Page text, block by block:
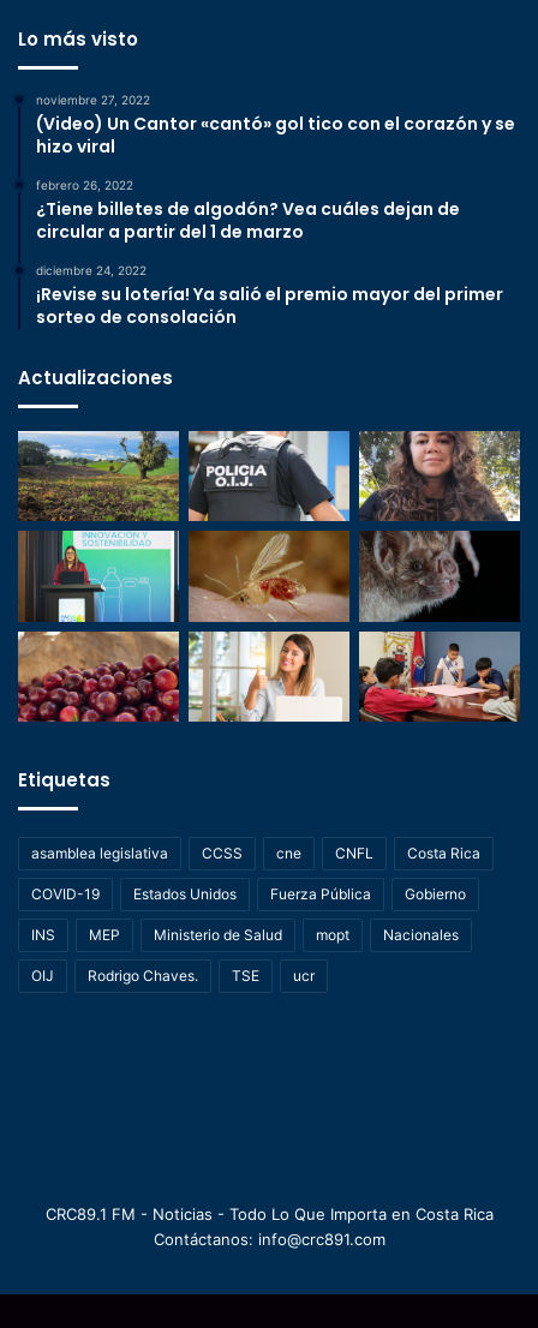
Lo más visto
noviembre 27, 2022
(Video) Un Cantor «cantó» gol tico con el corazón y se
hizo viral
febrero 26, 2022
¿Tiene billetes de algodón? Vea cuáles dejan de
circular a partir del 1 de marzo
diciembre 24, 2022
¡Revise su lotería! Ya salió el premio mayor del primer
sorteo de consolación
Actualizaciones
Etiquetas
asamblea legislativa CCSS cne CNFL Costa Rica
COVID-19 Estados Unidos Fuerza Pública Gobierno
INS MEP Ministerio de Salud mopt Nacionales
OIJ Rodrigo Chaves. TSE ucr
CRC89.1 FM - Noticias - Todo Lo Que Importa en Costa Rica
Contáctanos: info@crc891.com